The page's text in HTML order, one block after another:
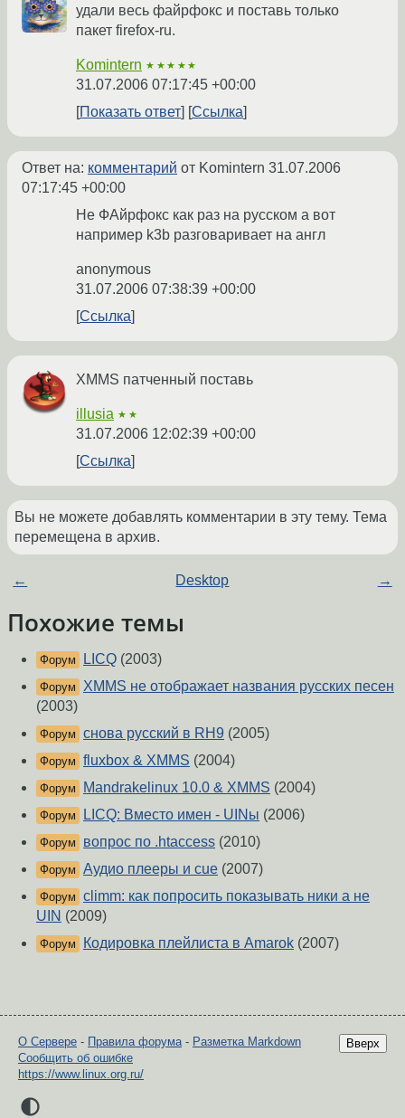
удали весь файрфокс и поставь только
пакет firefox-ru.
Komintern ★★★★★
31.07.2006 07:17:45 +00:00
Показать ответ
Ссылка
Ответ на: комментарий от Komintern 31.07.2006
07:17:45 +00:00
Не ФАйрфокс как раз на русском а вот
например k3b разговаривает на англ
anonymous
31.07.2006 07:38:39 +00:00
Ссылка
XMMS патченный поставь
illusia ★★
31.07.2006 12:02:39 +00:00
Ссылка
Вы не можете добавлять комментарии в эту тему. Тема
перемещена в архив.
← Desktop →
Похожие темы
Форум LICQ (2003)
Форум
XMMS не отображает названия русских песен
(2003)
Форум снова русский в RH9 (2005)
Форум fluxbox & XMMS (2004)
Форум Mandrakelinux 10.0 & XMMS (2004)
Форум LICQ: Вместо имен - UINы (2006)
Форум вопрос по .htaccess (2010)
Форум Аудио плееры и cue (2007)
Форум climm: как попросить показывать ники а не
UIN (2009)
Форум Кодировка плейлиста в Amarok (2007)
Вверх
О Сервере - Правила форума- Разметка Markdown
Сообщить об ошибке
https://www.linux.org.ru/